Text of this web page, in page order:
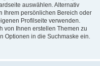
auswählen. Alternativ
Ihrem persönlichen Bereich oder
Profilseite verwenden.
von Ihnen erstellen Themen zu
Optionen in die Suchmaske ein.